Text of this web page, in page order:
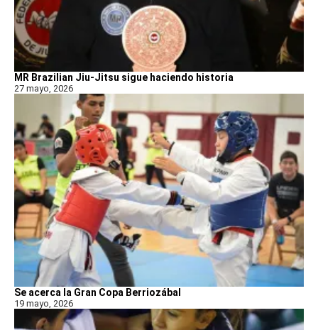
MR Brazilian Jiu-Jitsu sigue haciendo historia
27 mayo, 2026
Se acerca la Gran Copa Berriozábal
19 mayo, 2026